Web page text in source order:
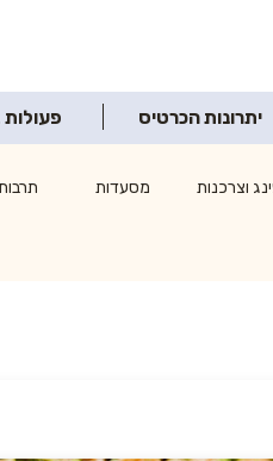
יתרונות הכרטיס
וצרכנות מסעדות